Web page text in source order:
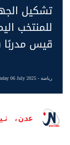
تشكيل
للمنتخب
قيس مدربًا
رياضة- Sunday 06 July 2025 الساعة 07:00 pm
عدن،